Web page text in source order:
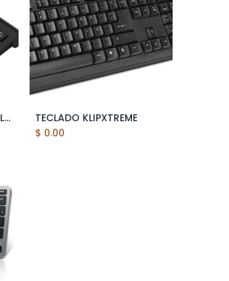
TECLADO NUMERICO INALAMBRICO BT304B
Add to Cart
TECLADO KLIPXTREME
$ 0.00